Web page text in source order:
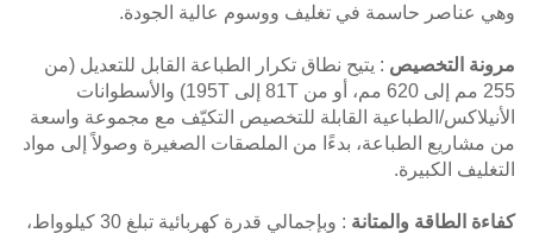
وهي عناصر حاسمة في تغليف ووسوم عالية الجودة.
مرونة التخصيص : يتيح نطاق تكرار الطباعة القابل للتعديل (من
255 مم إلى 620 مم، أو من 81T إلى 195T) والأسطوانات
الأنيلاكس/الطباعية القابلة للتخصيص التكيّف مع مجموعة واسعة
من مشاريع الطباعة، بدءًا من الملصقات الصغيرة وصولاً إلى مواد
التغليف الكبيرة.
كفاءة الطاقة والمتانة
: وبإجمالي قدرة كهربائية تبلغ 30 كيلوواط،